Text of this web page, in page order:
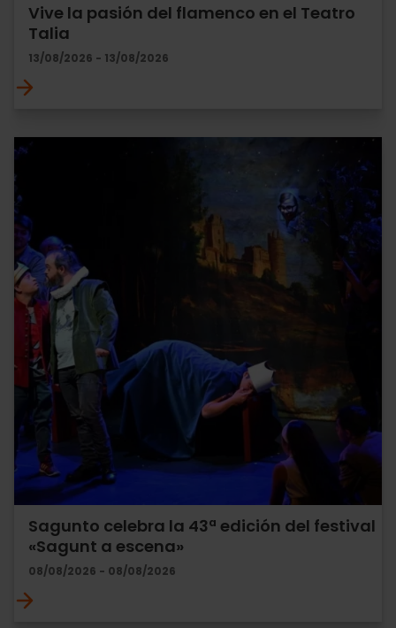
Vive la pasión del flamenco en el Teatro
Talia
13/08/2026 - 13/08/2026
Sagunto celebra la 43ª edición del festival
«Sagunt a escena»
08/08/2026 - 08/08/2026